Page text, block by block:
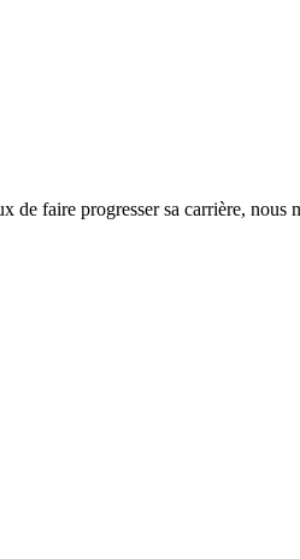
faire progresser sa carrière, nous